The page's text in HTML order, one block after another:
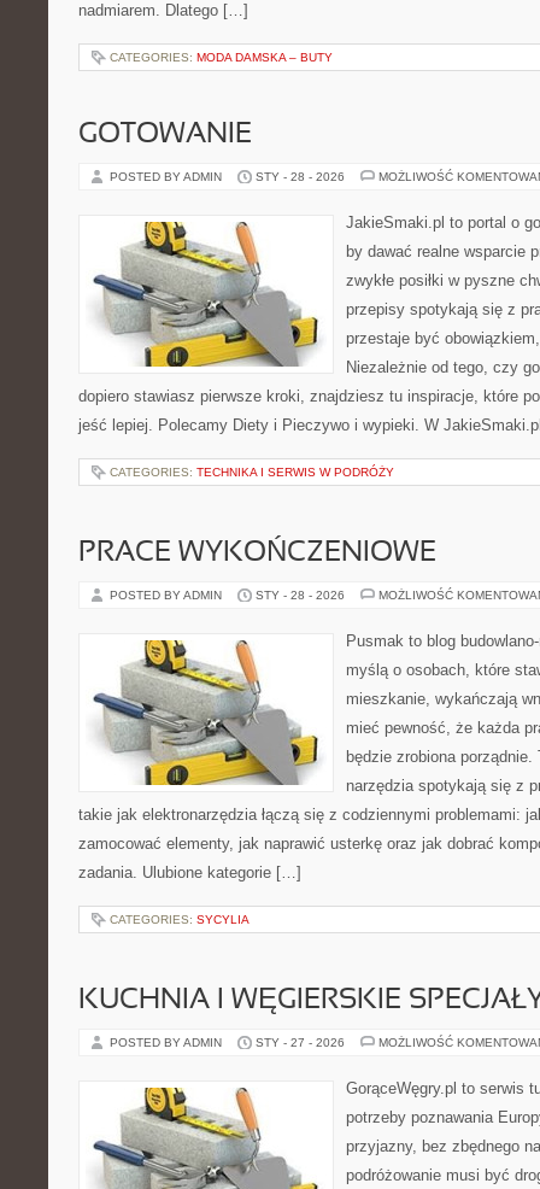
nadmiarem. Dlatego […]
CATEGORIES: MODA DAMSKA – BUTY
GOTOWANIE
POSTED BY ADMIN STY - 28 - 2026 MOŻLIWOŚĆ
JakieSmaki.pl to portal o
by dawać realne wsparcie
zwykłe posiłki w pyszne
przepisy spotykają się z
przestaje być
Niezależnie od tego, czy
dopiero stawiasz pierwsze kroki, znajdziesz tu inspiracje, które
jeść lepiej. Polecamy Diety i Pieczywo i wypieki. W
CATEGORIES: TECHNIKA I SERWIS W PODRÓŻY
PRACE WYKOŃCZENIOWE
POSTED BY ADMIN STY - 28 - 2026 MOŻLIWOŚĆ
Pusmak to blog
myślą o osobach, które
mieszkanie, wykańczają
mieć pewność, że każda
będzie zrobiona
narzędzia spotykają się z
takie jak elektronarzędzia łączą się z codziennymi problemami:
zamocować elementy, jak naprawić usterkę oraz jak dobrać
zadania. Ulubione kategorie […]
CATEGORIES: SYCYLIA
KUCHNIA I WĘGIERSKIE
POSTED BY ADMIN STY - 27 - 2026 MOŻLIWOŚĆ
GorąceWęgry.pl to serwis
potrzeby poznawania
przyjazny, bez zbędnego
podróżowanie musi być